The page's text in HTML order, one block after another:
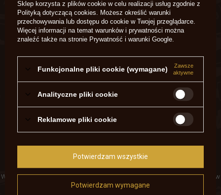
Status zamówienia
Śledzenie przesyłki
Chcę zareklamować produkt
Chcę zwrócić produkt
Chcę wymienić produkt
KONTO
REGULAMINY
MOJE KONTO
W sklepie prezentujemy ceny brutto (z VAT).Stawki VAT dla konsumentów
z kraju:Polska.
Sklep korzysta z plików cookie w celu realizacji usług zgodnie z
Polityką dotyczącą cookies . Możesz określić warunki
przechowywania lub dostępu do cookie w Twojej przeglądarce.
Więcej informacji na temat warunków i prywatności można
znaleźć także na stronie Prywatność i warunki Google
Funkcjonalne pliki cookie (wymagane)
Zawsze
aktywne
Analityczne pliki cookie
Reklamowe pliki cookie
Potwierdzam wymagane
Potwierdzam wszystkie